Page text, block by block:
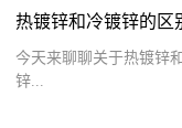
今天来聊聊关于热镀锌
锌...